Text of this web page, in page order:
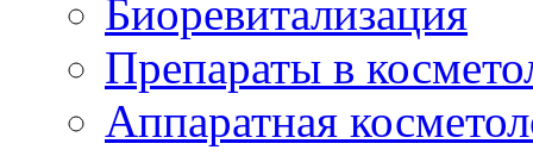
Биоревитализация
Препараты в
Аппаратная